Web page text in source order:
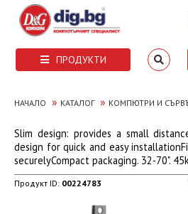
ПРОДУКТИ
НАЧАЛО » КАТАЛОГ » КОМПЮТРИ И
Slim design: provides a small
design for quick and easy
securelyCompact packaging. 32-70".
Продукт ID: 00224783